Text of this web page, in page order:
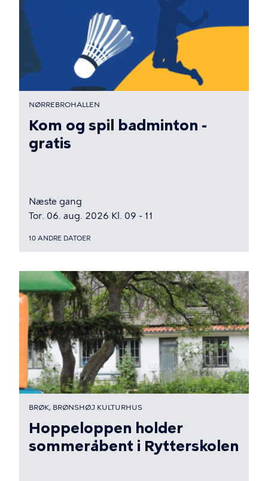
NØRREBROHALLEN
Kom og spil badminton -
gratis
Næste gang
Tor. 06. aug. 2026 Kl. 09 - 11
10 ANDRE DATOER
BRØK, BRØNSHØJ KULTURHUS
Hoppeloppen holder
sommeråbent i Rytterskolen